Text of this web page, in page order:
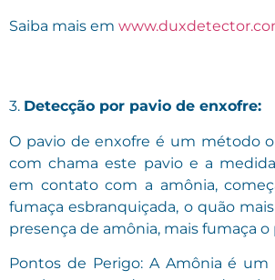
Saiba mais em
3. Detecção por pavio de enxofre:
O pavio de enxofre é um método
com chama este pavio e a
em contato com a amônia,
fumaça esbranquiçada, o quão
presença de amônia, mais fumaça o
Pontos de Perigo: A Amônia é um